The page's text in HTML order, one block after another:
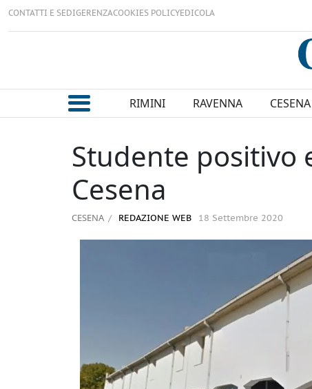
CONTATTI E SEDIGERENZACOOKIES POLICYEDICOLA
RIMINI RAVENNA CESENA
Studente positivo
Cesena
CESENA REDAZIONE WEB 18 Settembre 2020